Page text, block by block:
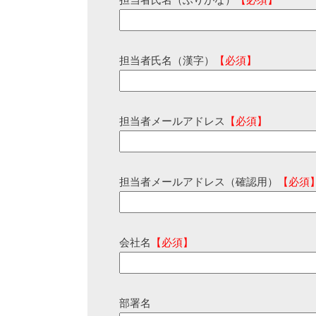
担当者氏名（漢字） 【必須】
担当者メールアドレス 【必須】
担当者メールアドレス（確認用） 【必須
会社名 【必須】
部署名